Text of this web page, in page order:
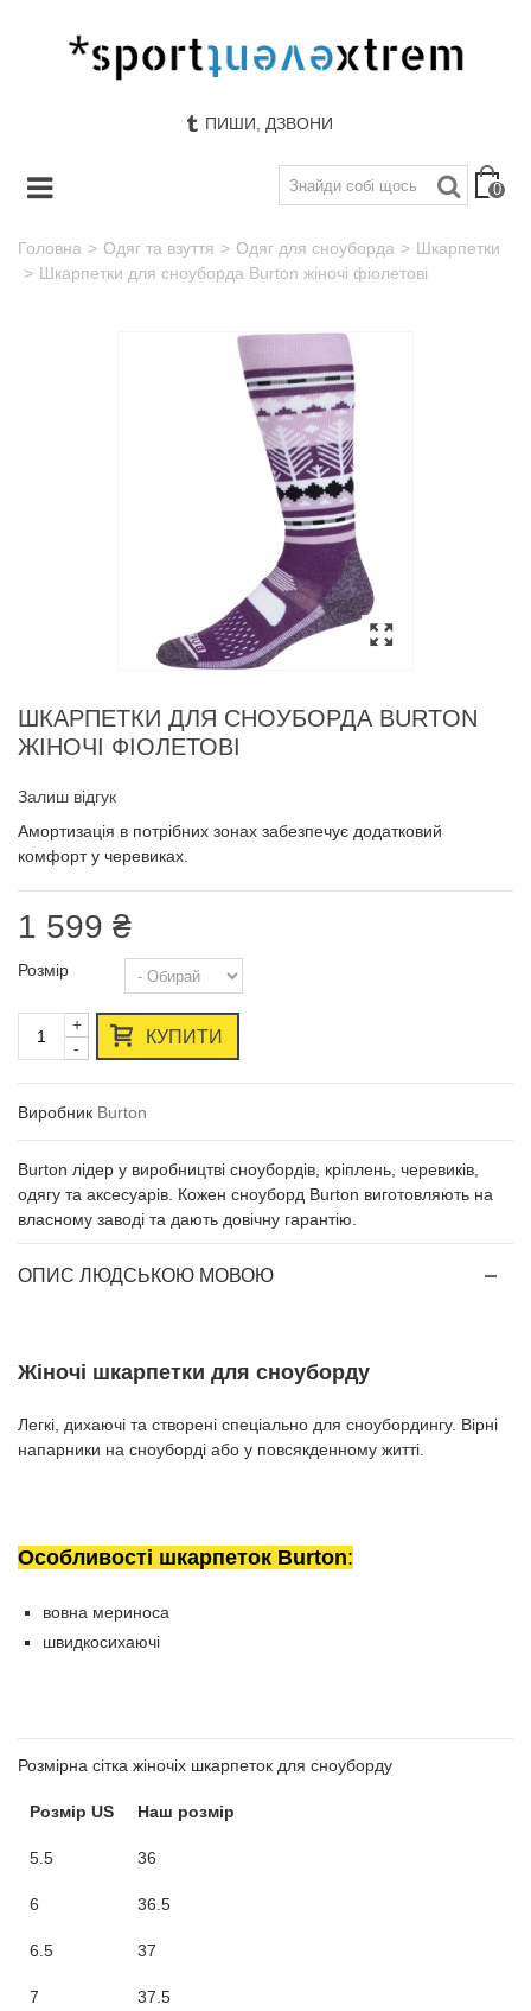
ПИШИ, ДЗВОНИ
0
Головна > Одяг та взуття > Одяг для сноуборда > Шкарпетки
> Шкарпетки для сноуборда Burton жіночі фіолетові
ШКАРПЕТКИ ДЛЯ СНОУБОРДА BURTON
ЖІНОЧІ ФІОЛЕТОВІ
Залиш відгук
Амортизація в потрібних зонах забезпечує додатковий
комфорт у черевиках.
1 599 ₴
Розмір
-
+
КУПИТИ
Виробник Burton
Burton лідер у виробництві сноубордів, кріплень, черевиків,
одягу та аксесуарів. Кожен сноуборд Burton виготовляють на
власному заводі та дають довічну гарантію.
ОПИС ЛЮДСЬКОЮ МОВОЮ
Жіночі шкарпетки для сноуборду
Легкі, дихаючі та створені спеціально для сноубордингу. Вірні
напарники на сноуборді або у повсякденному житті.
Особливості шкарпеток Burton:
вовна мериноса
швидкосихаючі
Розмірна сітка жіночіх шкарпеток для сноуборду
Розмір US Наш розмір
5.5 36
6 36.5
6.5 37
7 37.5